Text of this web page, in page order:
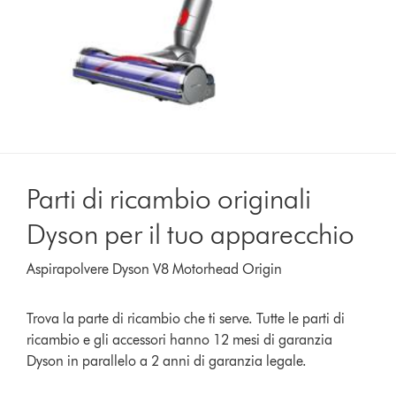
Parti di ricambio originali
Dyson per il tuo apparecchio
Aspirapolvere Dyson V8 Motorhead Origin
Trova la parte di ricambio che ti serve. Tutte le parti di
ricambio e gli accessori hanno 12 mesi di garanzia
Dyson in parallelo a 2 anni di garanzia legale.